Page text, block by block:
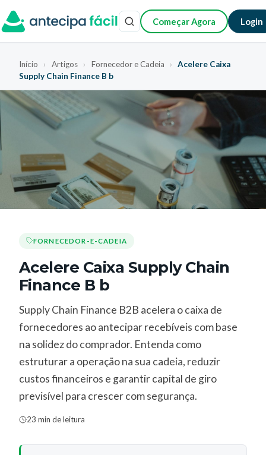
Começar Agora Login
Início › Artigos › Fornecedor e Cadeia ›
Acelere Caixa
Supply Chain Finance B b
FORNECEDOR-E-CADEIA
Acelere Caixa Supply Chain
Finance B b
Supply Chain Finance B2B acelera o caixa de
fornecedores ao antecipar recebíveis com base
na solidez do comprador. Entenda como
estruturar a operação na sua cadeia, reduzir
custos financeiros e garantir capital de giro
previsível para crescer com segurança.
23 min de leitura